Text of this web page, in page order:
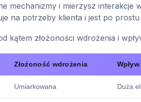
mechanizmy i mierzysz interakcje
na potrzeby klienta i jest po
złożoności wdrożenia i
Złożoność wdrożenia
Umiarkowana Duża